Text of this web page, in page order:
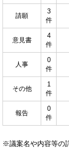
請願
3
件
意見書
4
件
人事
0
件
その他
1
件
報告
0
件
※議案名や内容等の